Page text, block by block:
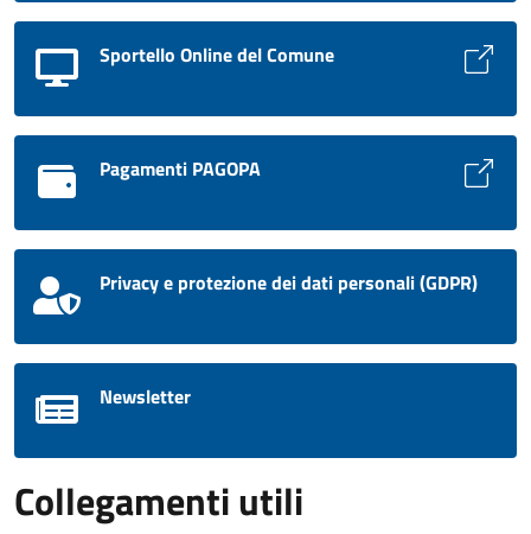
Sportello Online del Comune
Pagamenti PAGOPA
Privacy e protezione dei dati personali (GDPR)
Newsletter
Collegamenti utili